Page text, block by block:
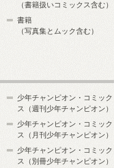
（書籍扱いコミックス含む）
書籍
（写真集とムック含む）
少年チャンピオン・コミック
ス（週刊少年チャンピオン）
少年チャンピオン・コミック
ス（月刊少年チャンピオン）
少年チャンピオン・コミック
ス（別冊少年チャンピオン）